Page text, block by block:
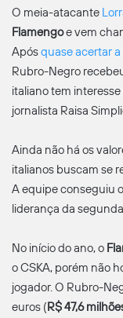
O meia-atacante
Flamengoe vem
Apósquase acertar
Rubro-Negro
italiano tem
jornalista Raisa
Ainda não há os
italianos buscam se
A equipe conseguiu
liderança da
No início do ano, o
o CSKA, porém não
jogador. O Rubro-
euros (R$ 47,6